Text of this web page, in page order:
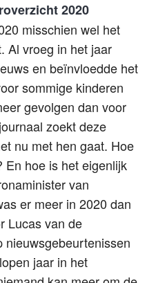
2020
misschien wel het
Al vroeg in het jaar
en beïnvloedde het
sommige kinderen
gevolgen dan voor
zoekt deze
nu met hen gaat. Hoe
En hoe is het eigenlijk
van
er meer in 2020 dan
Lucas van de
nieuwsgebeurtenissen
jaar in het